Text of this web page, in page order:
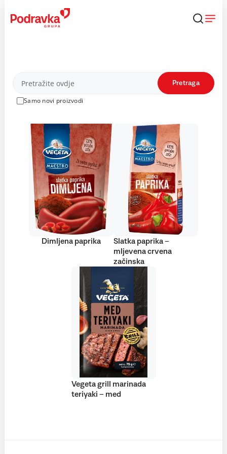
content
Proizvodi
Samo novi proizvodi
Pretraga
Dimljena paprika
Slatka paprika –
mljevena crvena
začinska
Vegeta grill marinada
teriyaki – med